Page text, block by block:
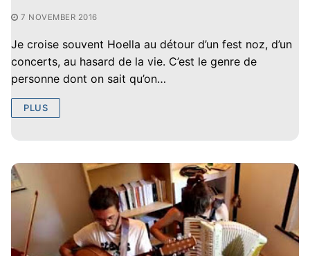
7 NOVEMBER 2016
Je croise souvent Hoella au détour d’un fest noz, d’un
concerts, au hasard de la vie. C’est le genre de
personne dont on sait qu’on…
PLUS